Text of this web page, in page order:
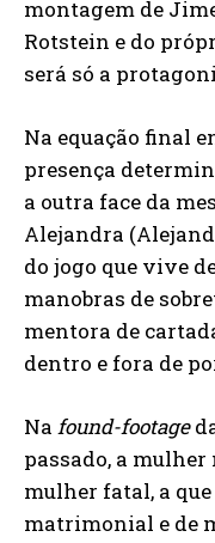
montagem de
Rotstein e do
será só a
Na equação final
presença
a outra face da
Alejandra
do jogo que vive
manobras de
mentora de
dentro e fora de
Na found-footage
passado, a mulher
mulher fatal, a
matrimonial e de